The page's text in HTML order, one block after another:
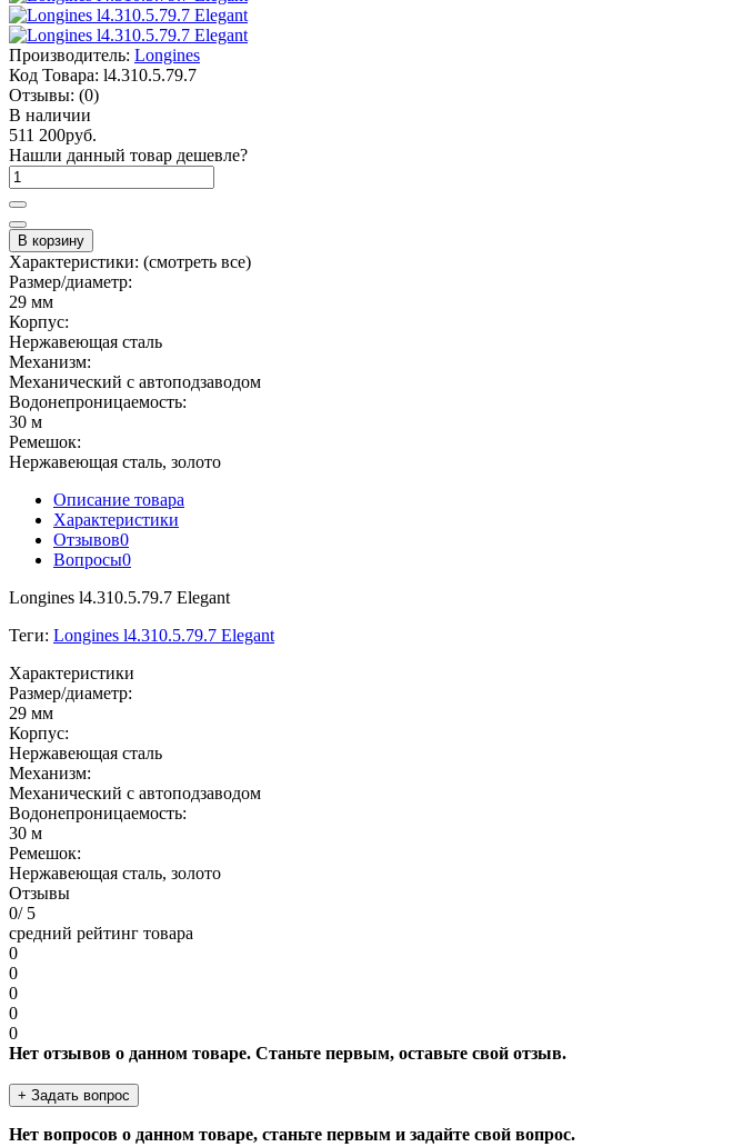
Производитель: Longines
Код Товара: l4.310.5.79.7
Отзывы: (0)
В наличии
511 200руб.
Нашли данный товар дешевле?
В корзину
Характеристики: (смотреть все)
Размер/диаметр:
29 мм
Корпус:
Нержавеющая сталь
Механизм:
Механический с автоподзаводом
Водонепроницаемость:
30 м
Ремешок:
Нержавеющая сталь, золото
Описание товара
Характеристики
Отзывов0
Вопросы0
Longines l4.310.5.79.7 Elegant
Теги: Longines l4.310.5.79.7 Elegant
Характеристики
Размер/диаметр:
29 мм
Корпус:
Нержавеющая сталь
Механизм:
Механический с автоподзаводом
Водонепроницаемость:
30 м
Ремешок:
Нержавеющая сталь, золото
Отзывы
0/ 5
средний рейтинг товара
0
0
0
0
0
Нет отзывов о данном товаре. Станьте первым, оставьте свой отзыв.
+ Задать вопрос
Нет вопросов о данном товаре, станьте первым и задайте свой вопрос.